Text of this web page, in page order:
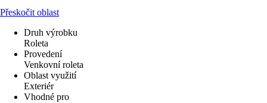
Přeskočit oblast
Druh výrobku
Roleta
Provedení
Venkovní roleta
Oblast využití
Exteriér
Vhodné pro